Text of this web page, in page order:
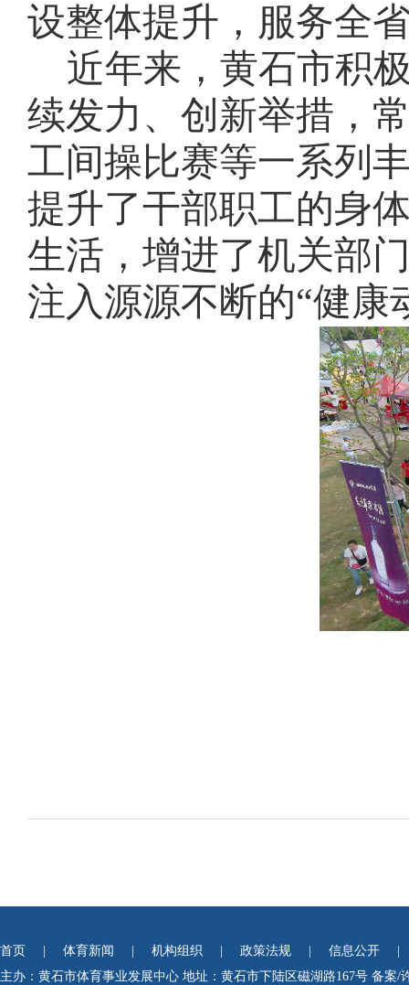
设整体提升，服务全
近年来， 黄石市积
续发力、创新举措，
工间操比赛等一系列
提升了干部职工的身
生活，增进了机关部
注入源源不断的“健康
首页 体育新闻 机构组织 政策法规 信息公开
主办：黄石市体育事业发展中心 地址：黄石市下陆区磁湖路167号 备案/